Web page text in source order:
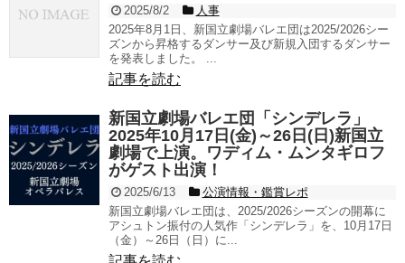
2025/8/2
人事
2025年8月1日、新国立劇場バレエ団は2025/2026シー
ズンから昇格するダンサー及び新規入団するダンサー
を発表しました。 ...
記事を読む
新国立劇場バレエ団「シンデレラ」
2025年10月17日(金)～26日(日)新国立
劇場で上演。ワディム・ムンタギロフ
がゲスト出演！
2025/6/13
公演情報・鑑賞レポ
新国立劇場バレエ団は、2025/2026シーズンの開幕に
アシュトン振付の人気作「シンデレラ」を、10月17日
（金）～26日（日）に...